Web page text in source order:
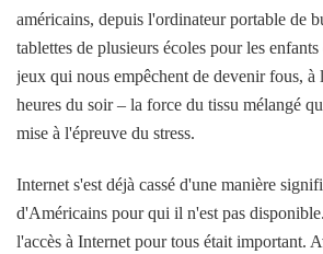
américains, depuis l'ordinateur portable de
tablettes de plusieurs écoles pour les
jeux qui nous empêchent de devenir fous, à
heures du soir – la force du tissu mélangé
mise à l'épreuve du stress.
Internet s'est déjà cassé d'une manière
d'Américains pour qui il n'est pas
l'accès à Internet pour tous était important.